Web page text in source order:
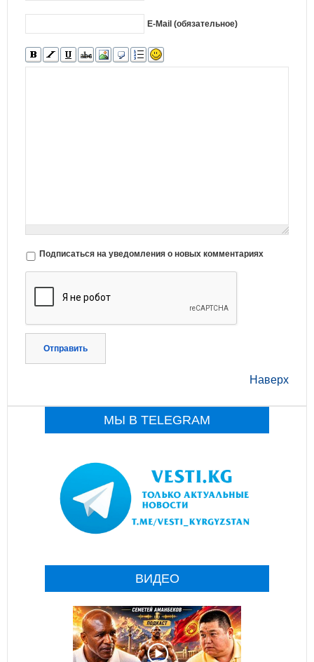
E-Mail (обязательное)
Подписаться на уведомления о новых комментариях
Отправить
Наверх
МЫ В TELEGRAM
ВИДЕО